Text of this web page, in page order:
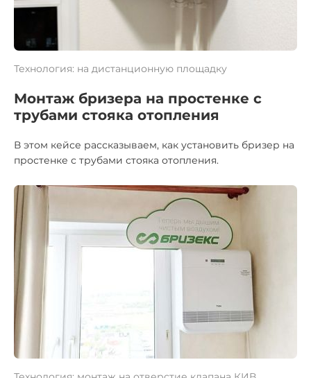
Технология: на дистанционную площадку
Монтаж бризера на простенке с
трубами стояка отопления
В этом кейсе рассказываем, как установить бризер на
простенке с трубами стояка отопления.